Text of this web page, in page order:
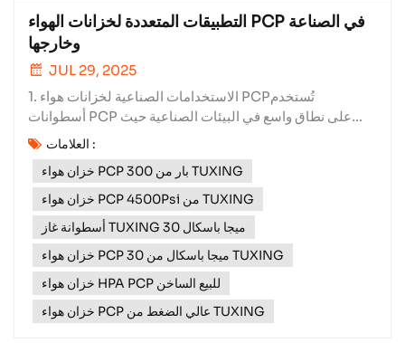
التطبيقات المتعددة لخزانات الهواء PCP في الصناعة
وخارجها
JUL 29, 2025
1. الاستخدامات الصناعية لخزانات هواء PCPتُستخدم
أسطوانات PCP على نطاق واسع في البيئات الصناعية حيث
يكون إمداد الهواء المستمر بضغط عالٍ أمرًا بالغ الأهمية. من بين
التطبيقات الرئيسية:✔ الأدوات والآلات الهوائية - تشغيل
المثاقب، ومسدسات المسامير، ومفاتيح التأثير في البناء
والتصنيع.✔ أنظمة الأتمتة - توفي...
العلامات :
خزان هواء PCP 300 بار من TUXING
خزان هواء PCP 4500Psi من TUXING
أسطوانة غاز TUXING 30 ميجا باسكال
خزان هواء PCP 30 ميجا باسكال من TUXING
خزان هواء HPA PCP للبيع الساخن
خزان هواء PCP عالي الضغط من TUXING